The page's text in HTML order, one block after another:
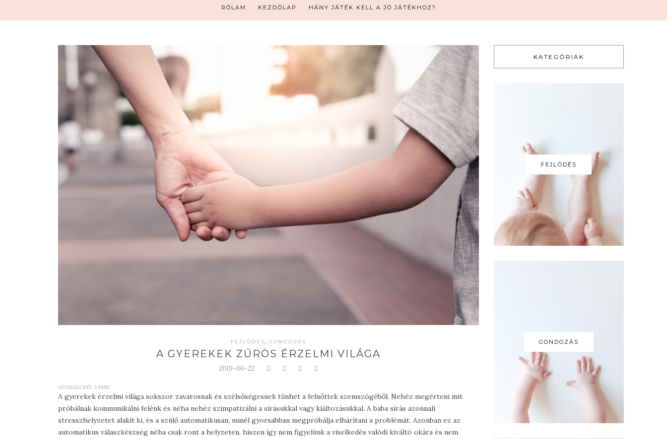
RÓLAM KEZDŐLAP HÁNY JÁTÉK KELL A JÓ JÁTÉKHOZ?
FEJLŐDÉS, GONDOZÁS
A GYEREKEK ZŰRÖS ÉRZELMI VILÁGA
2019-06-22
OLVASÁSI IDŐ: 5 PERC
A gyerekek érzelmi világa sokszor zavarosnak és szélsőségesnek tűnhet a felnőttek szemszögéből. Nehéz megérteni mit
próbálnak kommunikálni felénk és néha nehéz szimpatizálni a sírásukkal vagy kiáltozásukkal. A baba sírás azonnali
stresszhelyzetet alakít ki, és a szülő automatikusan, minél gyorsabban megpróbálja elhárítani a problémát. Azonban ez az
automatikus válaszkészség néha csak ront a helyzeten, hiszen így nem figyelünk a viselkedés valódi kiváltó okára és nem
KATEGÓRIÁK
FEJLŐDÉS
GONDOZÁS